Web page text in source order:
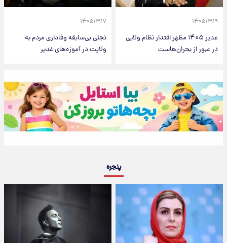
۱۴۰۵/۳/۹
غدیر ۱۴۰۵ مظهر اقتدار نظام ولایی
در عبور از بحران‌هاست
۱۴۰۵/۳/۷
تجلی بی‌سابقه وفاداری مردم به
ولایت در آموزه‌های غدیر
پنجره